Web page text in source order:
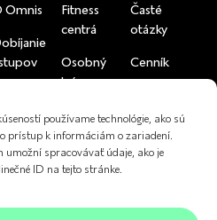
používame technológie, ako sú
prístup k informáciám o zariadení.
spracovávať údaje, ako je
ID na tejto stránke.
Omnis
Fitness
centrá
Osobný
tréner
Cvičenia
Fyzioterapia
Časté
otázky
Cenník
Referencie